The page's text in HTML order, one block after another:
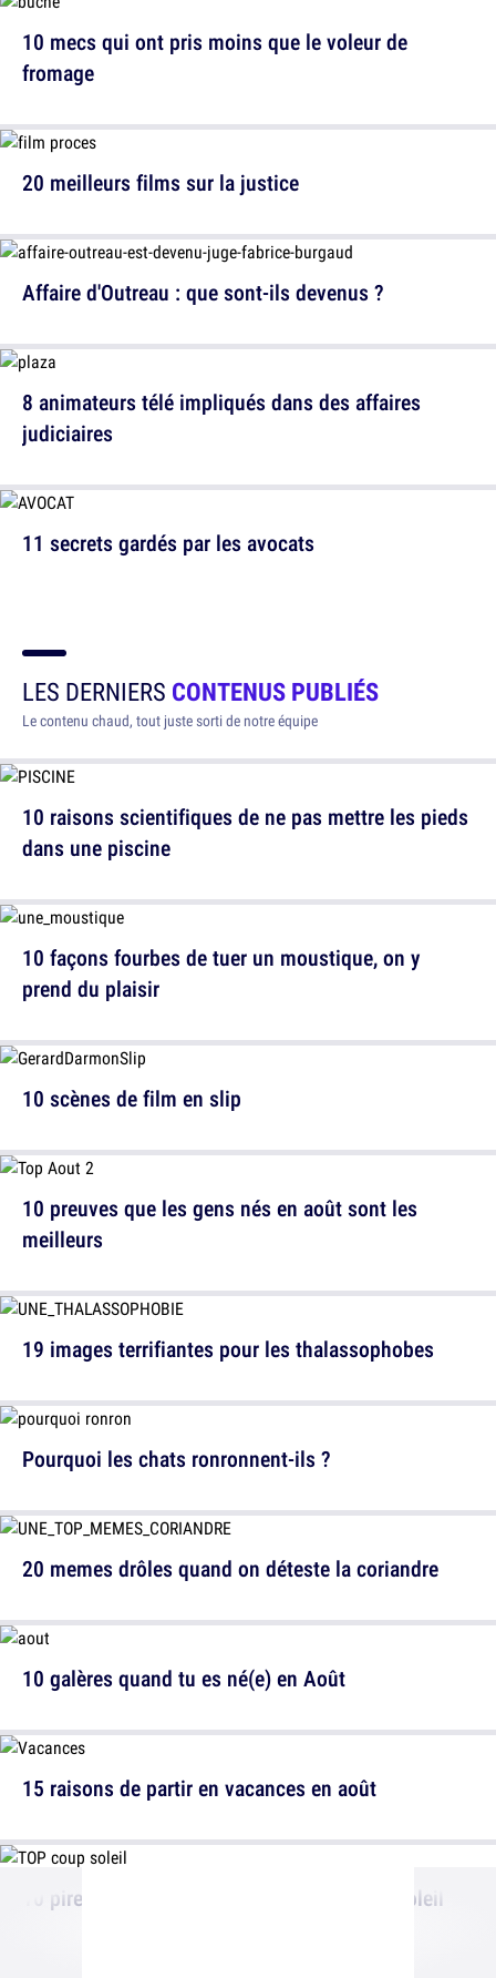
20 meilleurs films sur la justice
8 animateurs télé impliqués dans des affaires
judiciaires
10 mecs qui ont pris moins que le voleur de
fromage
Affaire d'Outreau : que sont-ils devenus ?
11 secrets gardés par les avocats
LES DERNIERS CONTENUS PUBLIÉS
Le contenu chaud, tout juste sorti de notre équipe
10 raisons scientifiques de ne pas mettre les pieds
dans une piscine
10 scènes de film en slip
19 images terrifiantes pour les thalassophobes
20 memes drôles quand on déteste la coriandre
15 raisons de partir en vacances en août
10 façons fourbes de tuer un moustique, on y
prend du plaisir
10 preuves que les gens nés en août sont les
meilleurs
Pourquoi les chats ronronnent-ils ?
10 galères quand tu es né(e) en Août
10 pires endroits pour prendre un coup de soleil